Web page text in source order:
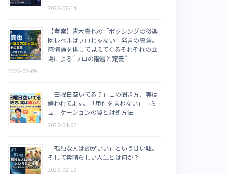
2026-07-14
【考察】青木真也の「ボクシングの後楽
園レベルはプロじゃない」発言の真意。
感情論を排して見えてくるそれぞれの立
場による“プロの階層と定義”
2026-06-09
「日曜日空いてる？」この聞き方、実は
嫌われてます。「用件を言わない」コミ
ュニケーションの罠と対処方法
2026-04-02
「孤独な人は頭がいい」という甘い嘘。
そして素晴らしい人生とは何か？
2026-02-19